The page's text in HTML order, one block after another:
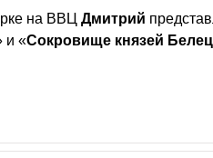
на ВВЦ Дмитрий
и «Сокровище князей